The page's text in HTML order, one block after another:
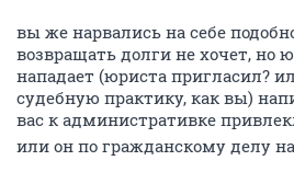
вы же нарвались на себе
возвращать долги не хочет, но
нападает (юриста пригласил?
судебную практику, как вы)
вас к административке
или он по гражданскому делу